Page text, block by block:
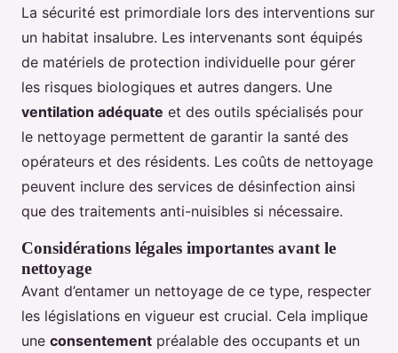
La sécurité est primordiale lors des interventions sur
un habitat insalubre. Les intervenants sont équipés
de matériels de protection individuelle pour gérer
les risques biologiques et autres dangers. Une
ventilation adéquate et des outils spécialisés pour
le nettoyage permettent de garantir la santé des
opérateurs et des résidents. Les coûts de nettoyage
peuvent inclure des services de désinfection ainsi
que des traitements anti-nuisibles si nécessaire.
Considérations légales importantes avant le
nettoyage
Avant d’entamer un nettoyage de ce type, respecter
les législations en vigueur est crucial. Cela implique
une consentement préalable des occupants et un